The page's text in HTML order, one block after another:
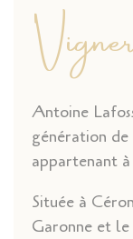
Antoine
génération
appartenant
Située à
Garonne et